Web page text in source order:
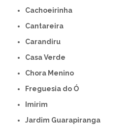
Cachoeirinha
Cantareira
Carandiru
Casa Verde
Chora Menino
Freguesia do Ó
Imirim
Jardim Guarapiranga